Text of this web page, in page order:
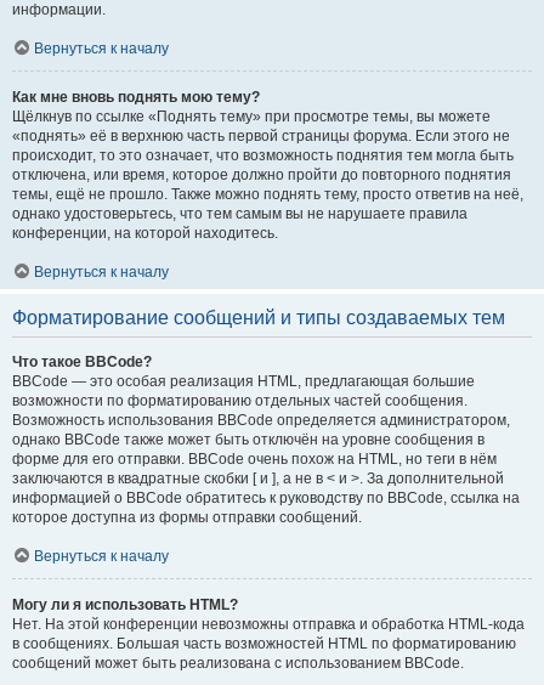
информации.
Вернуться к началу
Как мне вновь поднять мою тему?
Щёлкнув по ссылке «Поднять тему» при просмотре темы, вы можете
«поднять» её в верхнюю часть первой страницы форума. Если этого не
происходит, то это означает, что возможность поднятия тем могла быть
отключена, или время, которое должно пройти до повторного поднятия
темы, ещё не прошло. Также можно поднять тему, просто ответив на неё,
однако удостоверьтесь, что тем самым вы не нарушаете правила
конференции, на которой находитесь.
Вернуться к началу
Форматирование сообщений и типы создаваемых тем
Что такое BBCode?
BBCode — это особая реализация HTML, предлагающая большие
возможности по форматированию отдельных частей сообщения.
Возможность использования BBCode определяется администратором,
однако BBCode также может быть отключён на уровне сообщения в
форме для его отправки. BBCode очень похож на HTML, но теги в нём
заключаются в квадратные скобки [ и ], а не в < и >. За дополнительной
информацией о BBCode обратитесь к руководству по BBCode, ссылка на
которое доступна из формы отправки сообщений.
Вернуться к началу
Могу ли я использовать HTML?
Нет. На этой конференции невозможны отправка и обработка HTML-кода
в сообщениях. Большая часть возможностей HTML по форматированию
сообщений может быть реализована с использованием BBCode.